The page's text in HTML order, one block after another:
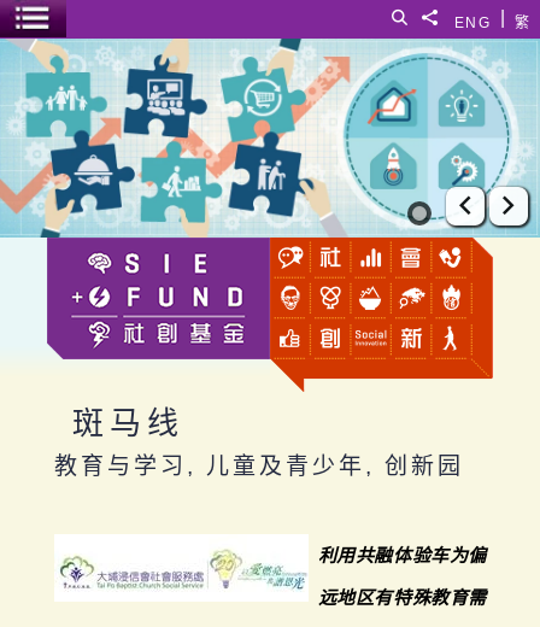
繁
ENG
分享給
搜寻
菜单开关
斑马线
上一张
下
斑马线
教育与学习, 儿童及青少年, 创新园
利用共融体验车为偏
远地区有特殊教育需